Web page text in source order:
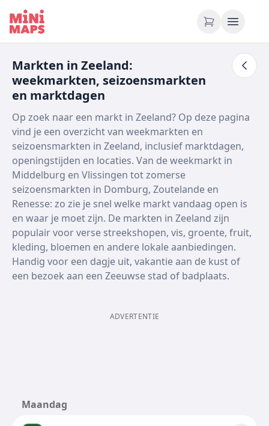
Ga naar inhoud
Markten in Zeeland:
weekmarkten, seizoensmarkten
en marktdagen
Op zoek naar een markt in Zeeland? Op deze pagina
vind je een overzicht van weekmarkten en
seizoensmarkten in Zeeland, inclusief marktdagen,
openingstijden en locaties. Van de weekmarkt in
Middelburg en Vlissingen tot zomerse
seizoensmarkten in Domburg, Zoutelande en
Renesse: zo zie je snel welke markt vandaag open is
en waar je moet zijn. De markten in Zeeland zijn
populair voor verse streekshopen, vis, groente, fruit,
kleding, bloemen en andere lokale aanbiedingen.
Handig voor een dagje uit, vakantie aan de kust of
een bezoek aan een Zeeuwse stad of badplaats.
ADVERTENTIE
Maandag